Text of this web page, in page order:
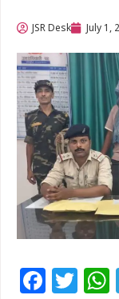
JSR Desk July 1,